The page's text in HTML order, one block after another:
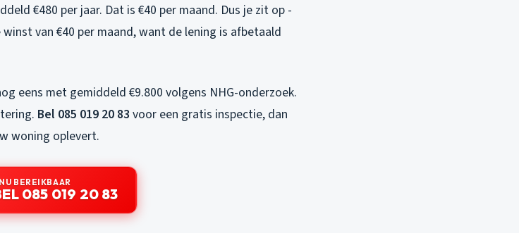
€480 per jaar. Dat is €40 per maand. Dus je zit op -
van €40 per maand, want de lening is afbetaald
eens met gemiddeld €9.800 volgens NHG-onderzoek.
Bel 085 019 20 83 voor een gratis inspectie, dan
woning oplevert.
NU BEREIKBAAR
085 019 20 83